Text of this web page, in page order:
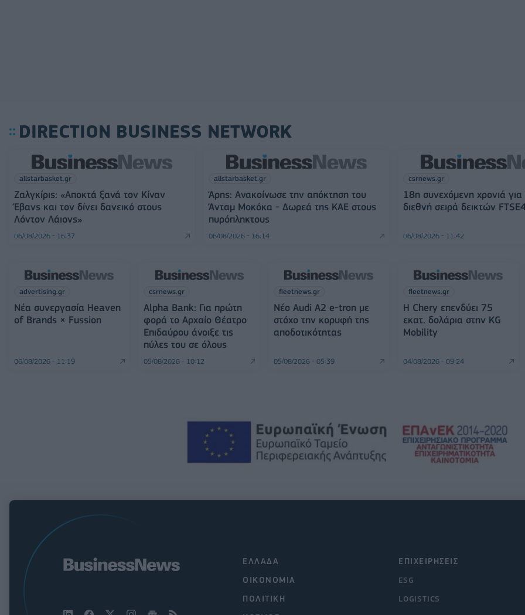
DIRECTION BUSINESS NETWORK
allstarbasket.gr
Ζαλγκίρις: «Αποκτά ξανά τον Κίναν
Έβανς και τον δίνει δανεικό στους
Λόντον Λάιονς»
06/08/2026 - 16:37
allstarbasket.gr
Άρης: Ανακοίνωσε την απόκτηση του
Άνταμ Μοκόκα - Δωρεά της ΚΑΕ στους
πυρόπληκτους
06/08/2026 - 16:14
csrnews.gr
18η συνεχόμενη χρονιά
διεθνή σειρά δεικτών
06/08/2026 - 11:42
advertising.gr
Νέα συνεργασία Heaven
of Brands × Fussion
06/08/2026 - 11:19
csrnews.gr
Alpha Bank: Για πρώτη
φορά το Αρχαίο Θέατρο
Επιδαύρου άνοιξε τις
πύλες του σε όλους
05/08/2026 - 10:12
fleetnews.gr
Νέο Audi A2 e-tron με
στόχο την κορυφή της
αποδοτικότητας
05/08/2026 - 05:39
fleetnews.gr
Η Chery επενδύει 75
εκατ. δολάρια στην KG
Mobility
04/08/2026 - 09:24
ΕΠΙΧΕΙΡΗΣΕΙΣ
ESG
LOGISTICS
ΕΛΛΑΔΑ
ΟΙΚΟΝΟΜΙΑ
ΠΟΛΙΤΙΚΗ